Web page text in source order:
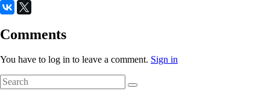
Comments
You have to log in to leave a comment. Sign in